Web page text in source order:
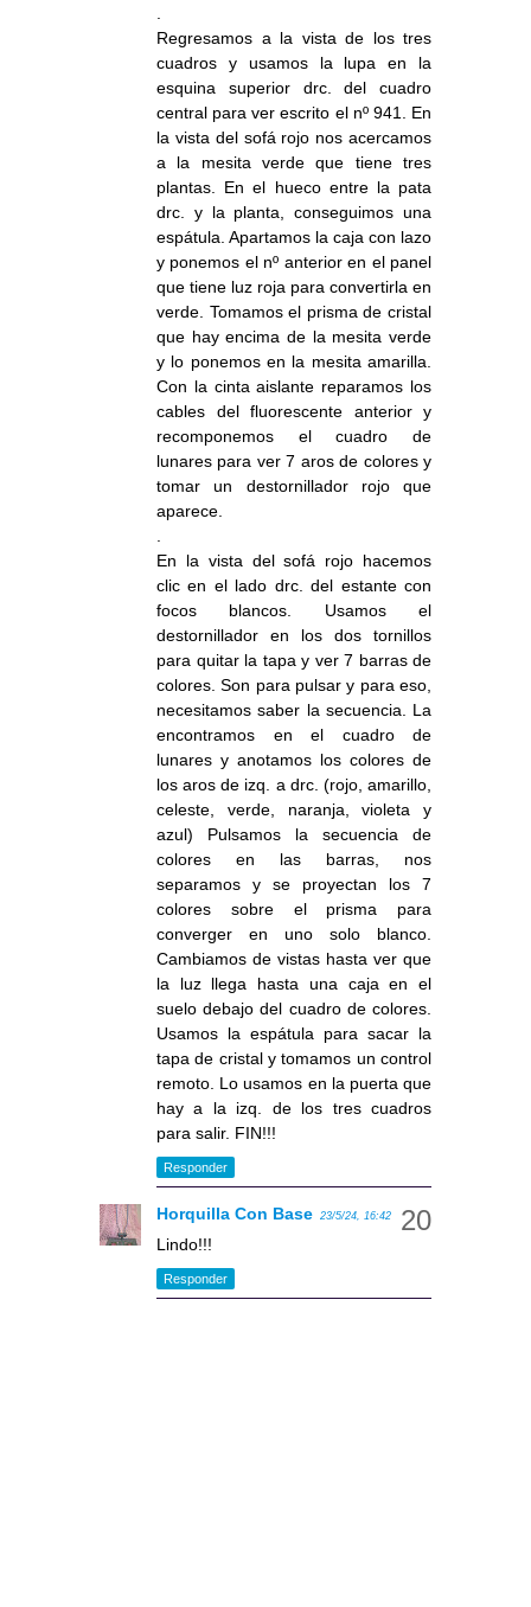
.
Regresamos a la vista de los tres
cuadros y usamos la lupa en la
esquina superior drc. del cuadro
central para ver escrito el nº 941. En
la vista del sofá rojo nos acercamos
a la mesita verde que tiene tres
plantas. En el hueco entre la pata
drc. y la planta, conseguimos una
espátula. Apartamos la caja con lazo
y ponemos el nº anterior en el panel
que tiene luz roja para convertirla en
verde. Tomamos el prisma de cristal
que hay encima de la mesita verde
y lo ponemos en la mesita amarilla.
Con la cinta aislante reparamos los
cables del fluorescente anterior y
recomponemos el cuadro de
lunares para ver 7 aros de colores y
tomar un destornillador rojo que
aparece.
.
En la vista del sofá rojo hacemos
clic en el lado drc. del estante con
focos blancos. Usamos el
destornillador en los dos tornillos
para quitar la tapa y ver 7 barras de
colores. Son para pulsar y para eso,
necesitamos saber la secuencia. La
encontramos en el cuadro de
lunares y anotamos los colores de
los aros de izq. a drc. (rojo, amarillo,
celeste, verde, naranja, violeta y
azul) Pulsamos la secuencia de
colores en las barras, nos
separamos y se proyectan los 7
colores sobre el prisma para
converger en uno solo blanco.
Cambiamos de vistas hasta ver que
la luz llega hasta una caja en el
suelo debajo del cuadro de colores.
Usamos la espátula para sacar la
tapa de cristal y tomamos un control
remoto. Lo usamos en la puerta que
hay a la izq. de los tres cuadros
para salir. FIN!!!
Responder
Horquilla Con Base 23/5/24, 16:42
Lindo!!!
Responder